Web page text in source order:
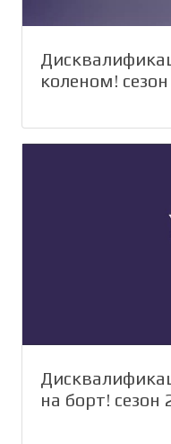
коленом!
на борт! сезон